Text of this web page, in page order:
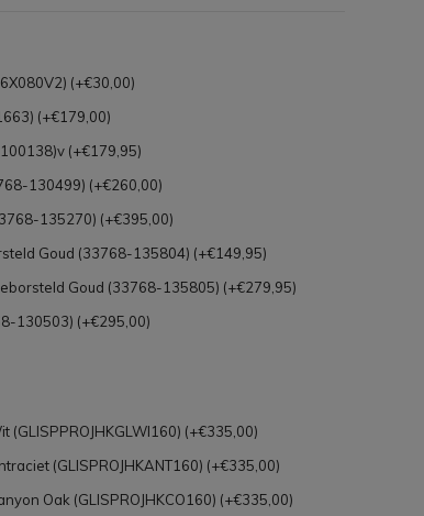
(+€30,00)
(+€179,00)
(+€179,95)
130499) (+€260,00)
135270) (+€395,00)
Goud (33768-135804) (+€149,95)
Goud (33768-135805) (+€279,95)
130503) (+€295,00)
(+€335,00)
(GLISPROJHKANT160) (+€335,00)
Oak (GLISPROJHKCO160) (+€335,00)